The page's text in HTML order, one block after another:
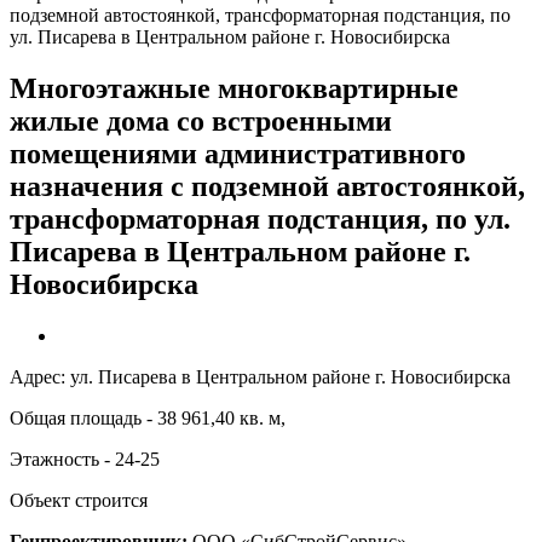
подземной автостоянкой, трансформаторная подстанция, по
ул. Писарева в Центральном районе г. Новосибирска
Многоэтажные многоквартирные
жилые дома со встроенными
помещениями административного
назначения с подземной автостоянкой,
трансформаторная подстанция, по ул.
Писарева в Центральном районе г.
Новосибирска
Адрес: ул. Писарева в Центральном районе г. Новосибирска
Общая площадь - 38 961,40 кв. м,
Этажность - 24-25
Объект строится